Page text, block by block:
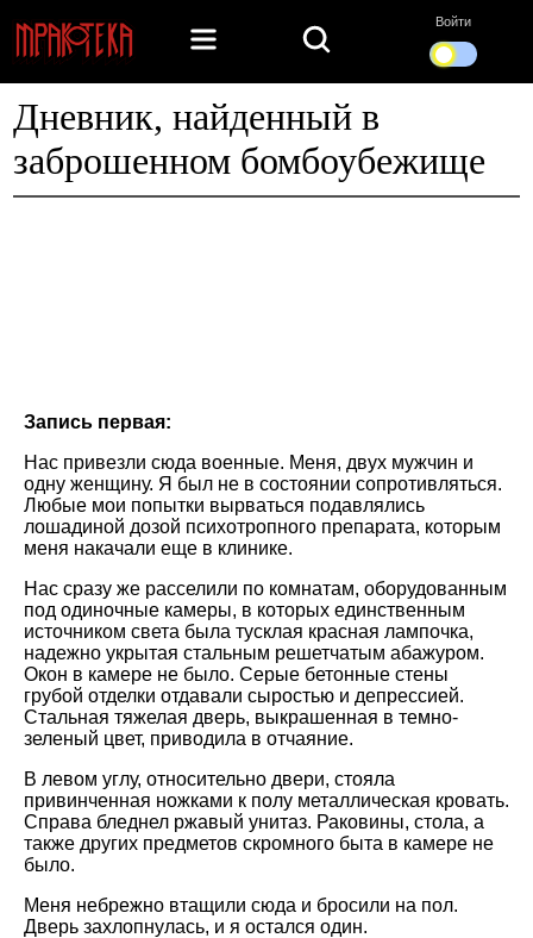
Войти
Дневник, найденный в
заброшенном бомбоубежище
Запись первая:
Нас привезли сюда военные. Меня, двух мужчин и
одну женщину. Я был не в состоянии сопротивляться.
Любые мои попытки вырваться подавлялись
лошадиной дозой психотропного препарата, которым
меня накачали еще в клинике.
Нас сразу же расселили по комнатам, оборудованным
под одиночные камеры, в которых единственным
источником света была тусклая красная лампочка,
надежно укрытая стальным решетчатым абажуром.
Окон в камере не было. Серые бетонные стены
грубой отделки отдавали сыростью и депрессией.
Стальная тяжелая дверь, выкрашенная в темно-
зеленый цвет, приводила в отчаяние.
В левом углу, относительно двери, стояла
привинченная ножками к полу металлическая кровать.
Справа бледнел ржавый унитаз. Раковины, стола, а
также других предметов скромного быта в камере не
было.
Меня небрежно втащили сюда и бросили на пол.
Дверь захлопнулась, и я остался один.